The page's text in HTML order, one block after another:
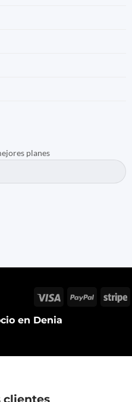
planes
en Denia
Visa PayPal